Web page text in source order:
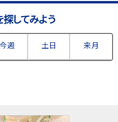
してみよう
今週 土日 来月